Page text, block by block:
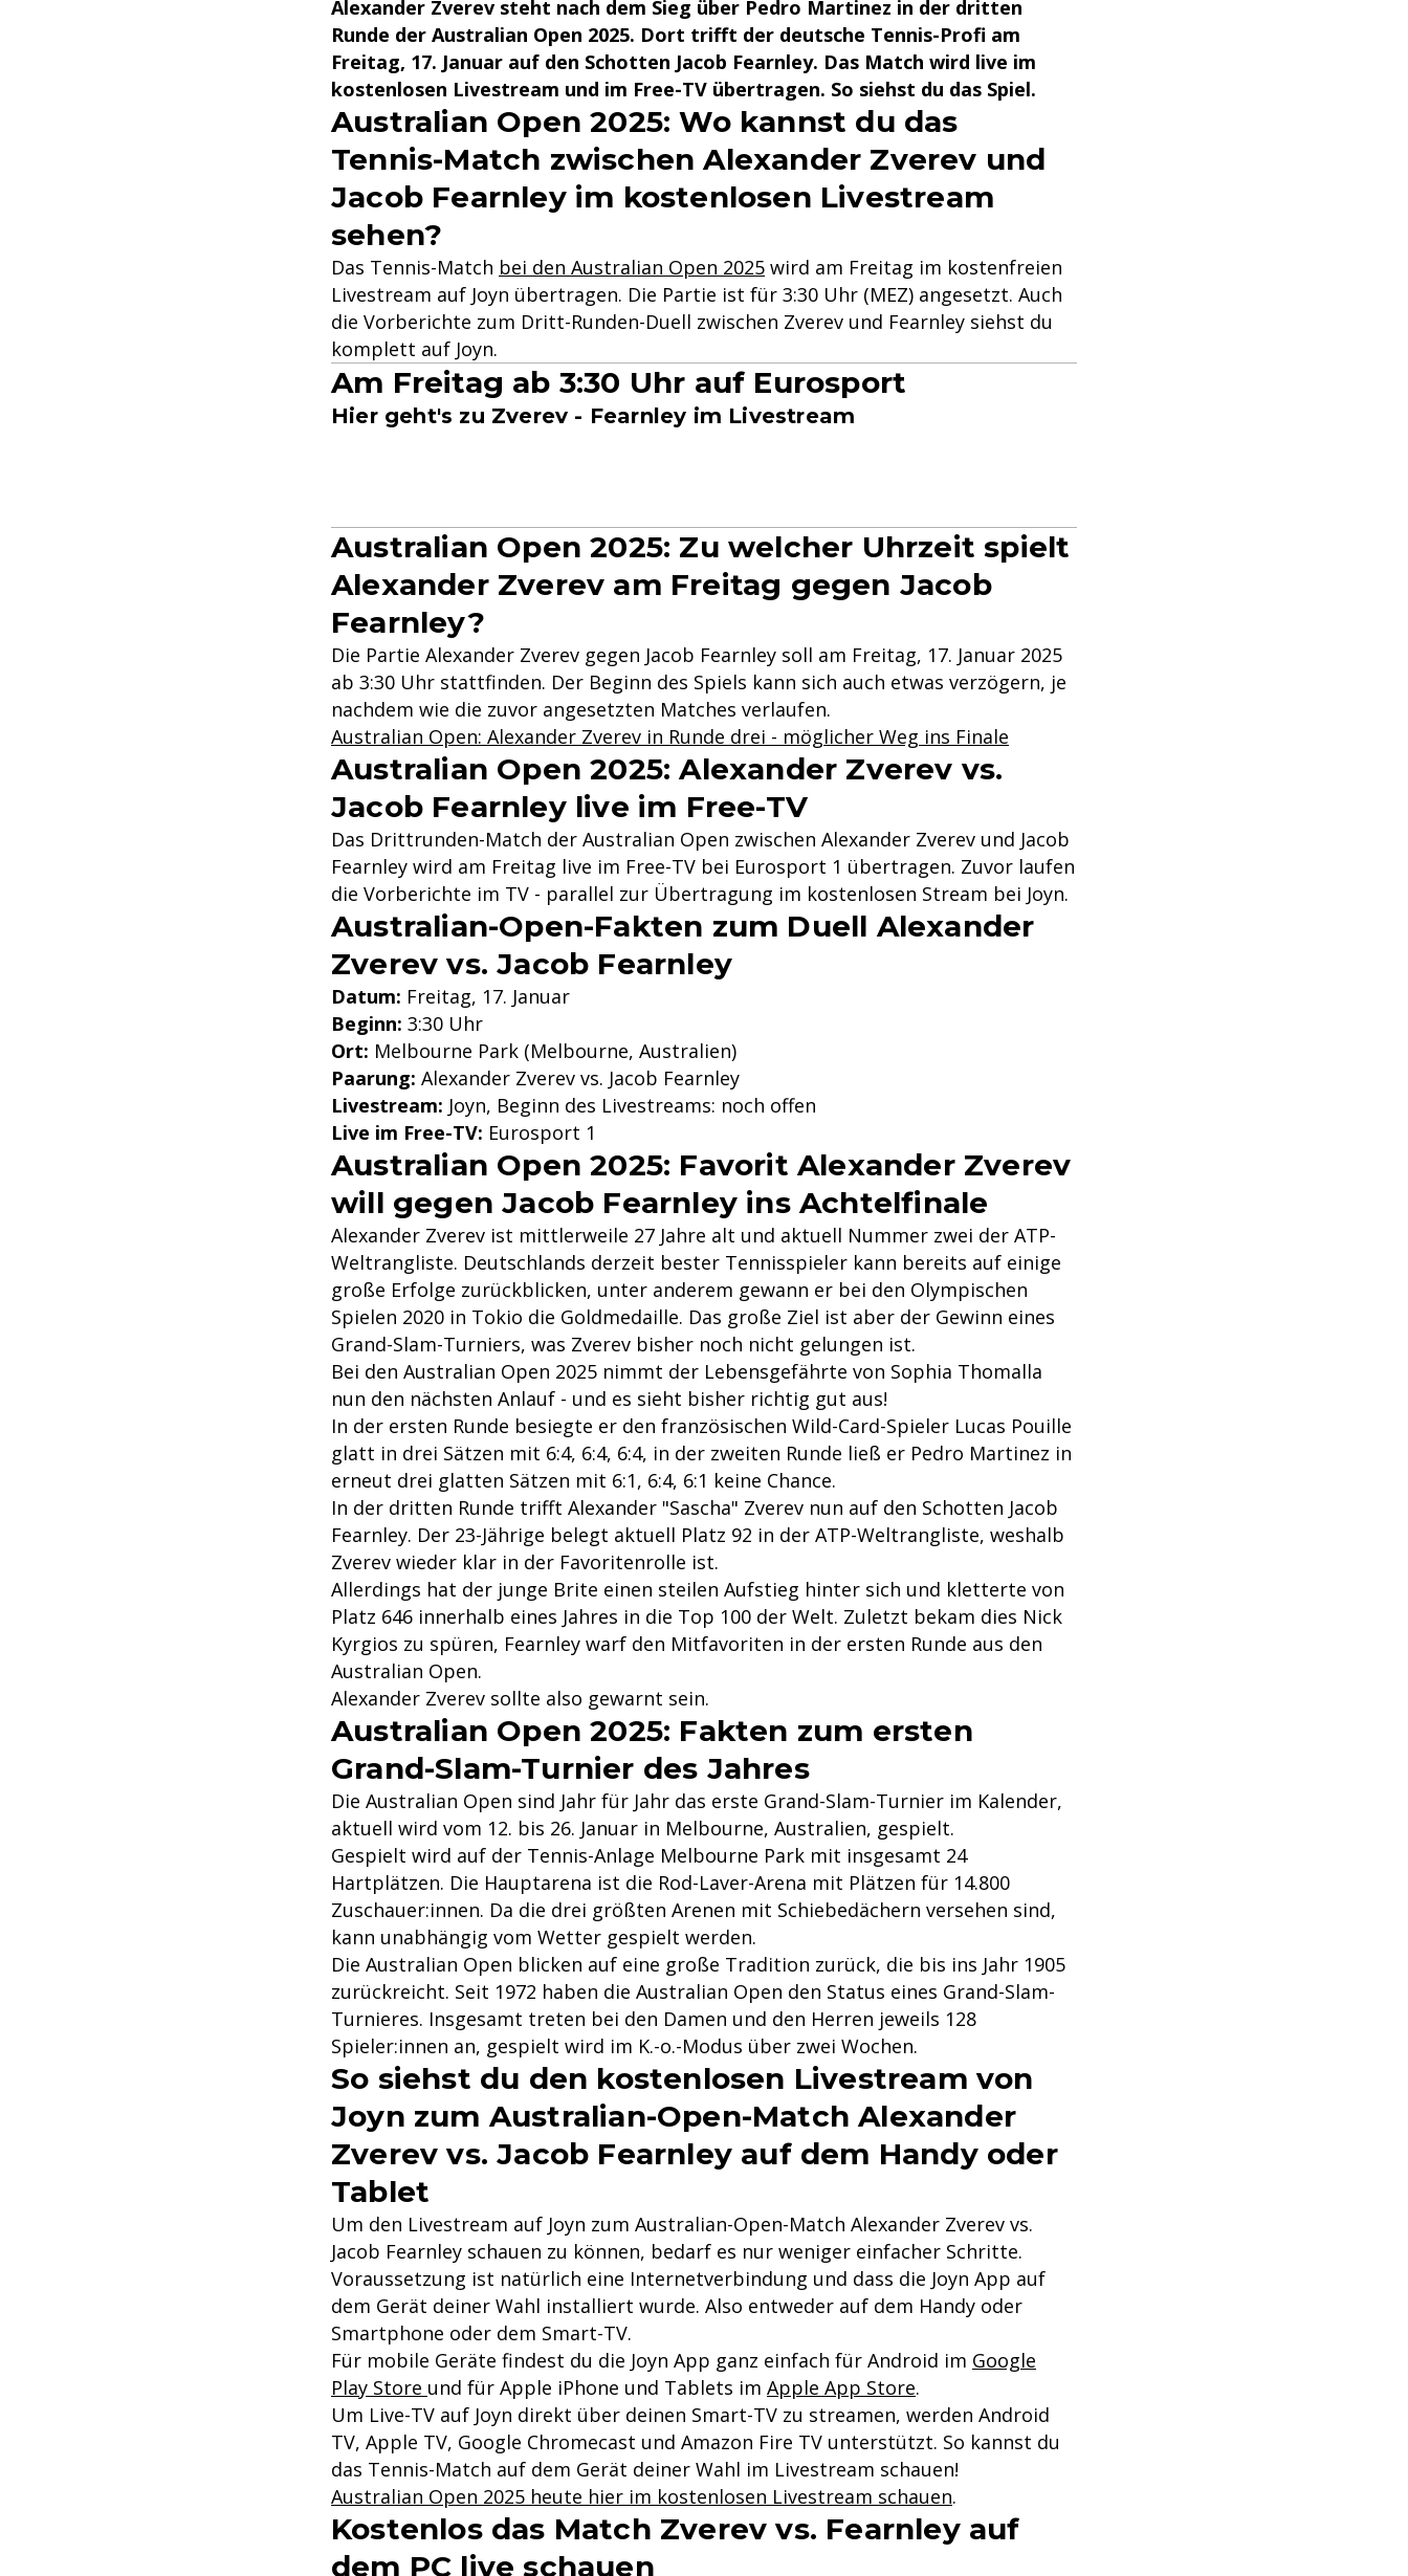
Alexander Zverev steht nach dem Sieg über Pedro Martinez in der dritten
Runde der Australian Open 2025. Dort trifft der deutsche Tennis-Profi am
Freitag, 17. Januar auf den Schotten Jacob Fearnley. Das Match wird live im
kostenlosen Livestream und im Free-TV übertragen. So siehst du das Spiel.
Australian Open 2025: Wo kannst du das
Tennis-Match zwischen Alexander Zverev und
Jacob Fearnley im kostenlosen Livestream
sehen?
Das Tennis-Match bei den Australian Open 2025 wird am Freitag im kostenfreien
Livestream auf Joyn übertragen. Die Partie ist für 3:30 Uhr (MEZ) angesetzt. Auch
die Vorberichte zum Dritt-Runden-Duell zwischen Zverev und Fearnley siehst du
komplett auf Joyn.
Am Freitag ab 3:30 Uhr auf Eurosport
Hier geht's zu Zverev - Fearnley im Livestream
Australian Open 2025: Zu welcher Uhrzeit spielt
Alexander Zverev am Freitag gegen Jacob
Fearnley?
Die Partie Alexander Zverev gegen Jacob Fearnley soll am Freitag, 17. Januar 2025
ab 3:30 Uhr stattfinden. Der Beginn des Spiels kann sich auch etwas verzögern, je
nachdem wie die zuvor angesetzten Matches verlaufen.
Australian Open: Alexander Zverev in Runde drei - möglicher Weg ins Finale
Australian Open 2025: Alexander Zverev vs.
Jacob Fearnley live im Free-TV
Das Drittrunden-Match der Australian Open zwischen Alexander Zverev und Jacob
Fearnley wird am Freitag live im Free-TV bei Eurosport 1 übertragen. Zuvor laufen
die Vorberichte im TV - parallel zur Übertragung im kostenlosen Stream bei Joyn.
Australian-Open-Fakten zum Duell Alexander
Zverev vs. Jacob Fearnley
Datum: Freitag, 17. Januar
Beginn: 3:30 Uhr
Ort: Melbourne Park (Melbourne, Australien)
Paarung: Alexander Zverev vs. Jacob Fearnley
Livestream: Joyn, Beginn des Livestreams: noch offen
Live im Free-TV: Eurosport 1
Australian Open 2025: Favorit Alexander Zverev
will gegen Jacob Fearnley ins Achtelfinale
Alexander Zverev ist mittlerweile 27 Jahre alt und aktuell Nummer zwei der ATP-
Weltrangliste. Deutschlands derzeit bester Tennisspieler kann bereits auf einige
große Erfolge zurückblicken, unter anderem gewann er bei den Olympischen
Spielen 2020 in Tokio die Goldmedaille. Das große Ziel ist aber der Gewinn eines
Grand-Slam-Turniers, was Zverev bisher noch nicht gelungen ist.
Bei den Australian Open 2025 nimmt der Lebensgefährte von Sophia Thomalla
nun den nächsten Anlauf - und es sieht bisher richtig gut aus!
In der ersten Runde besiegte er den französischen Wild-Card-Spieler Lucas Pouille
glatt in drei Sätzen mit 6:4, 6:4, 6:4, in der zweiten Runde ließ er Pedro Martinez in
erneut drei glatten Sätzen mit 6:1, 6:4, 6:1 keine Chance.
In der dritten Runde trifft Alexander "Sascha" Zverev nun auf den Schotten Jacob
Fearnley. Der 23-Jährige belegt aktuell Platz 92 in der ATP-Weltrangliste, weshalb
Zverev wieder klar in der Favoritenrolle ist.
Allerdings hat der junge Brite einen steilen Aufstieg hinter sich und kletterte von
Platz 646 innerhalb eines Jahres in die Top 100 der Welt. Zuletzt bekam dies Nick
Kyrgios zu spüren, Fearnley warf den Mitfavoriten in der ersten Runde aus den
Australian Open.
Alexander Zverev sollte also gewarnt sein.
Australian Open 2025: Fakten zum ersten
Grand-Slam-Turnier des Jahres
Die Australian Open sind Jahr für Jahr das erste Grand-Slam-Turnier im Kalender,
aktuell wird vom 12. bis 26. Januar in Melbourne, Australien, gespielt.
Gespielt wird auf der Tennis-Anlage Melbourne Park mit insgesamt 24
Hartplätzen. Die Hauptarena ist die Rod-Laver-Arena mit Plätzen für 14.800
Zuschauer:innen. Da die drei größten Arenen mit Schiebedächern versehen sind,
kann unabhängig vom Wetter gespielt werden.
Die Australian Open blicken auf eine große Tradition zurück, die bis ins Jahr 1905
zurückreicht. Seit 1972 haben die Australian Open den Status eines Grand-Slam-
Turnieres. Insgesamt treten bei den Damen und den Herren jeweils 128
Spieler:innen an, gespielt wird im K.-o.-Modus über zwei Wochen.
So siehst du den kostenlosen Livestream von
Joyn zum Australian-Open-Match Alexander
Zverev vs. Jacob Fearnley auf dem Handy oder
Tablet
Um den Livestream auf Joyn zum Australian-Open-Match Alexander Zverev vs.
Jacob Fearnley schauen zu können, bedarf es nur weniger einfacher Schritte.
Voraussetzung ist natürlich eine Internetverbindung und dass die Joyn App auf
dem Gerät deiner Wahl installiert wurde. Also entweder auf dem Handy oder
Smartphone oder dem Smart-TV.
Für mobile Geräte findest du die Joyn App ganz einfach für Android im Google
Play Store und für Apple iPhone und Tablets im Apple App Store.
Um Live-TV auf Joyn direkt über deinen Smart-TV zu streamen, werden Android
TV, Apple TV, Google Chromecast und Amazon Fire TV unterstützt. So kannst du
das Tennis-Match auf dem Gerät deiner Wahl im Livestream schauen!
Australian Open 2025 heute hier im kostenlosen Livestream schauen.
Kostenlos das Match Zverev vs. Fearnley auf
dem PC live schauen